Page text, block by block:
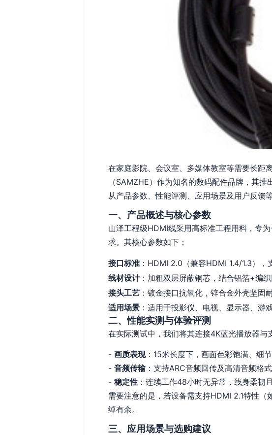
在家庭影院、会议室、多媒体教室等需要长距
（SAMZHE）作为知名的数码配件品牌，其
从产品参数、性能评测、应用场景及用户反馈
一、产品概述与核心参数
山泽工程级HDMI线采用高标准工程用料，专
求。其核心参数如下：
接口标准 ：HDMI 2.0（兼容HDMI 1.4/1.3）
线材设计：加粗双层屏蔽铜芯，结合铝箔+编
接头工艺 ：镀金接口抗氧化，锌合金外壳坚固
适用场景 ：适用于投影仪、电视、显示器、游
二、性能实测与体验评测
在实际测试中，我们将其连接4K蓝光播放器与
- 画质表现：15米长度下，画面色彩饱满、细
- 音频传输：支持ARC音频回传及高清音频格
- 稳定性 ：连续工作48小时无异常，线身柔韧
需要注意的是，若设备需支持HDMI 2.1特性
绰有余。
三、应用场景与选购建议